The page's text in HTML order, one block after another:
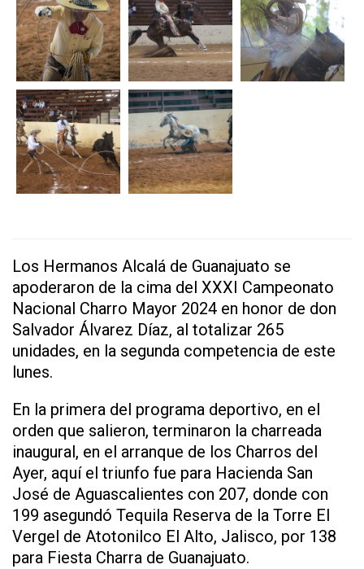
Los Hermanos Alcalá de Guanajuato se
apoderaron de la cima del XXXI Campeonato
Nacional Charro Mayor 2024 en honor de don
Salvador Álvarez Díaz, al totalizar 265
unidades, en la segunda competencia de este
lunes.
En la primera del programa deportivo, en el
orden que salieron, terminaron la charreada
inaugural, en el arranque de los Charros del
Ayer, aquí el triunfo fue para Hacienda San
José de Aguascalientes con 207, donde con
199 asegundó Tequila Reserva de la Torre El
Vergel de Atotonilco El Alto, Jalisco, por 138
para Fiesta Charra de Guanajuato.